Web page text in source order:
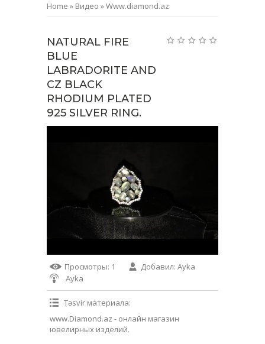
Home » Видео »Www.diamond.az
NATURAL FIRE
BLUE
LABRADORITE AND
CZ BLACK
RHODIUM PLATED
925 SILVER RING.
Просмотры: 1 Добавил: Ayka
Ayka
Təsvir материала:
www.Diamond.az - онлайн магазин
ювелирных изделий.